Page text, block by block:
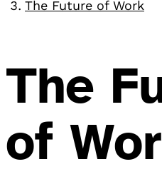
The Future of Work
The
of